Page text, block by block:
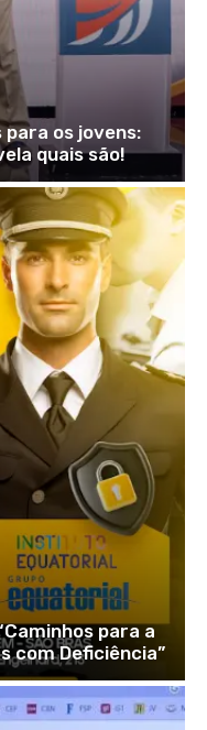
para os jovens:
quais são!
para a
com Deficiência”